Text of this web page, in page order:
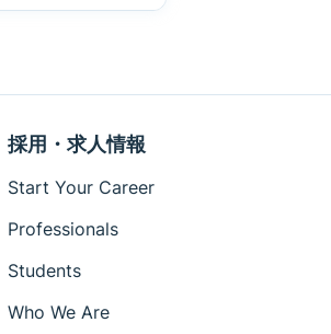
採用・求人情報
Start Your Career
Professionals
Students
Who We Are